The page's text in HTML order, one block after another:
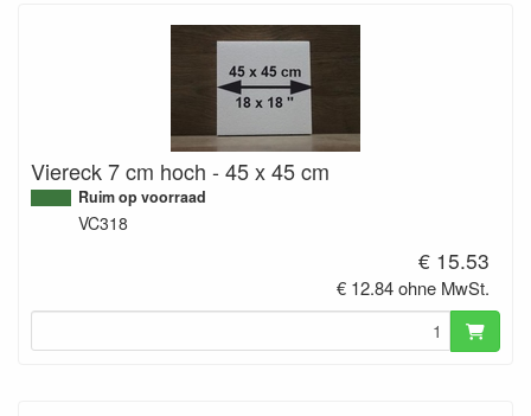
Viereck 7 cm hoch - 45 x 45 cm
Ruim op voorraad
VC318
€ 15.53
€ 12.84 ohne MwSt.